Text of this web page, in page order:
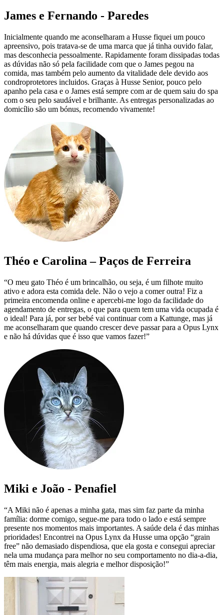
James e Fernando - Paredes
Inicialmente quando me aconselharam a Husse fiquei um pouco
apreensivo, pois tratava-se de uma marca que já tinha ouvido falar,
mas desconhecia pessoalmente. Rapidamente foram dissipadas todas
as dúvidas não só pela facilidade com que o James pegou na
comida, mas também pelo aumento da vitalidade dele devido aos
condroprotetores incluidos. Graças à Husse Senior, pouco pelo
apanho pela casa e o James está sempre com ar de quem saiu do spa
com o seu pelo saudável e brilhante. As entregas personalizadas ao
domicílio são um bónus, recomendo vivamente!
Théo e Carolina – Paços de Ferreira
“O meu gato Théo é um brincalhão, ou seja, é um filhote muito
ativo e adora esta comida dele. Não o vejo a comer outra! Fiz a
primeira encomenda online e apercebi-me logo da facilidade do
agendamento de entregas, o que para quem tem uma vida ocupada é
o ideal! Para já, por ser bebé vai continuar com a Kattunge, mas já
me aconselharam que quando crescer deve passar para a Opus Lynx
e não há dúvidas que é isso que vamos fazer!”
Miki e João - Penafiel
“A Miki não é apenas a minha gata, mas sim faz parte da minha
família: dorme comigo, segue-me para todo o lado e está sempre
presente nos momentos mais importantes. A saúde dela é das minhas
prioridades! Encontrei na Opus Lynx da Husse uma opção “grain
free” não demasiado dispendiosa, que ela gosta e consegui apreciar
nela uma mudança para melhor no seu comportamento no dia-a-dia,
têm mais energia, mais alegria e melhor disposição!”